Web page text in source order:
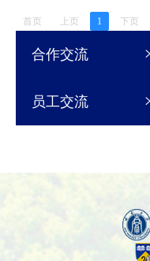
合作交流
员工交流
首页 上页 1 下页